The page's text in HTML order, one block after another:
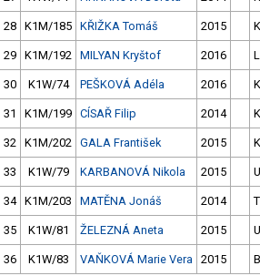
28 K1M/185 KŘIŽKA Tomáš 2015
29 K1M/192 MILYAN Kryštof 2016
30 K1W/74 PEŠKOVÁ Adéla 2016
31 K1M/199 CÍSAŘ Filip 2014
32 K1M/202 GALA František 2015
33 K1W/79 KARBANOVÁ Nikola 2015
34 K1M/203 MATĚNA Jonáš 2014
35 K1W/81 ŽELEZNÁ Aneta 2015
36 K1W/83 VAŇKOVÁ Marie Vera 2015